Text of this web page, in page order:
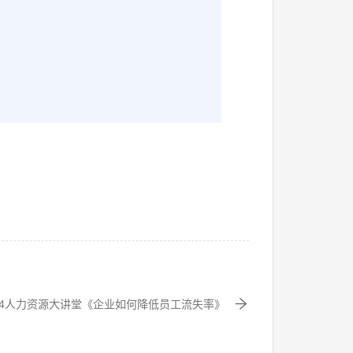
人力资源大讲堂《企业如何降低员工流失率》